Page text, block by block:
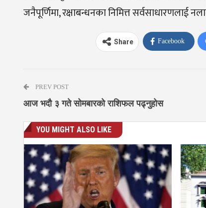
जनैपूर्णिमा, रक्षाबन्धनका निमित्त सर्वसाधारणलाई
Share Facebook
PREV POST
आज भदौ ३ गते सोमबारको राशिफल पढ्नुहोस
YOU MIGHT ALSO LIKE